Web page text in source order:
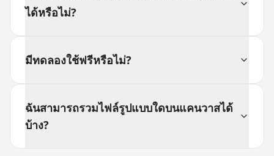
ได้หรือไม่?
มีทดลองใช้ฟรีหรือไม่?
ฉันสามารถรวมไฟล์รูปแบบใดบนแคนวาสได้
บ้าง?